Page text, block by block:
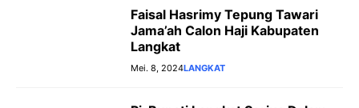
Faisal Hasrimy Tepung Tawari
Jama’ah Calon Haji Kabupaten
Langkat
Mei. 8, 2024LANGKAT